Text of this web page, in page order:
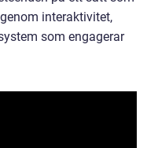
interaktivitet,
som engagerar